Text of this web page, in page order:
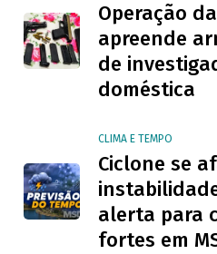
Operação
apreende
de
doméstica
CLIMA E TEMPO
Ciclone se
alerta para
fortes em